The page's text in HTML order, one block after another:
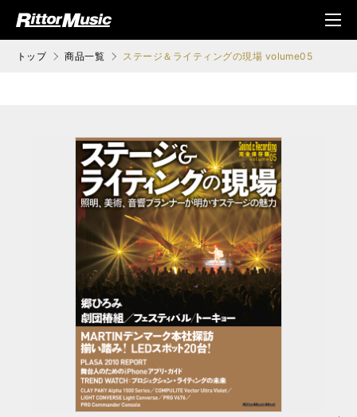
ジック (Rittor Musi
メニ
ュ
トップ 商品一覧 ステージ＆ライティングの現場 volume05